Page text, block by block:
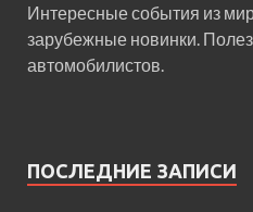
Интересные события из
зарубежные новинки.
автомобилистов.
ПОСЛЕДНИЕ ЗАПИСИ